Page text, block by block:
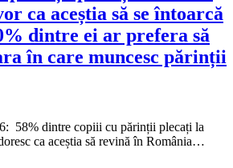
ca aceștia să se întoarcă
dintre ei ar prefera să
în care muncesc părinții
58% dintre copiii cu părinții plecați la
ca aceștia să revină în România…